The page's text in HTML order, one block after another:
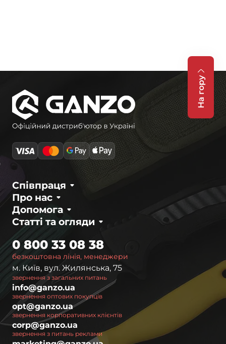
На гору
Про нас
Співпраця
Статті та огляди
Допомога
безкоштовна лінія, менеджери
0 800 33 08 38
м. Київ, вул. Жилянська, 75
звернення з загальних питань
info@ganzo.ua
звернення оптових покупців
opt@ganzo.ua
звернення корпоративних клієнтів
corp@ganzo.ua
звернення з питань реклами